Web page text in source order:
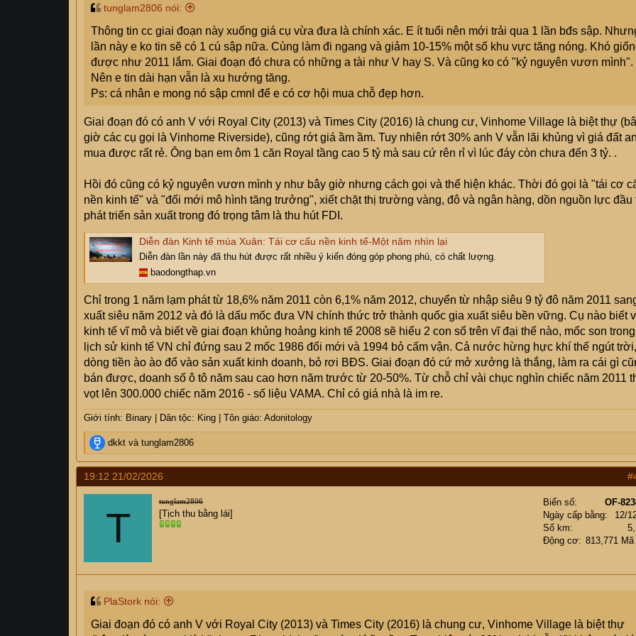
hàng tự trích lợi nhuận ra trả cho nợ xấu hoặc bị xoá sổ (mua với giá 0 đồng)? Còn thị trường thì vẫn vận
hành như xưa nay thôi: có xuống, có lên, lúc mạnh lúc yếu, chẳng có gì lạ.
tunglam2806 nói:
Thông tin cc giai đoạn này xuống giá cụ vừa đưa là chính xác. E ít tuổi nên mới trải qua 1 lần bđs sập.
lần này e ko tin sẽ có 1 cú sập nữa. Cùng làm đi ngang và giảm 10-15% một số khu vực tăng nóng. Khó
được như 2011 lắm. Giai đoạn đó chưa có những a tài như V hay S. Và cũng ko có "kỷ nguyên vươn mình".
Nên e tin dài hạn vẫn là xu hướng tăng.
Ps: cá nhân e mong nó sập cmnl để e có cơ hội mua chỗ đẹp hơn.
Giai đoạn đó có anh V với Royal City (2013) và Times City (2016) là chung cư, Vinhome Village là biệt thự
giờ các cụ gọi là Vinhome Riverside), cũng rớt giá ầm ầm. Tuy nhiên rớt 30% anh V vẫn lãi khủng vì giá đất
mua được rất rẻ. Ông bạn em ôm 1 căn Royal tầng cao 5 tỷ mà sau cứ rên rỉ vì lúc đáy còn chưa đến 3 tỷ. .
Hồi đó cũng có kỷ nguyên vươn mình y như bây giờ nhưng cách gọi và thể hiện khác. Thời đó gọi là "tái cơ
nền kinh tế" và "đổi mới mô hình tăng trưởng", xiết chặt thị trường vàng, đô và ngân hàng, dồn nguồn lực đầu
phát triển sản xuất trong đó trọng tâm là thu hút FDI.
Diễn đàn Kinh tế mùa Xuân: Tái cơ cấu nền kinh tế-Một năm nhìn lại
Diễn đàn lần này đã thu hút được rất nhiều ý kiến đóng góp phong phú, có chất lượng.
baodongthap.vn
Chỉ trong 1 năm lạm phát từ 18,6% năm 2011 còn 6,1% năm 2012, chuyển từ nhập siêu 9 tỷ đô năm 2011
xuất siêu năm 2012 và đó là dấu mốc đưa VN chính thức trở thành quốc gia xuất siêu bền vững. Cụ nào biết
kinh tế vĩ mô và biết về giai đoạn khủng hoảng kinh tế 2008 sẽ hiểu 2 con số trên vĩ đại thế nào, mốc son trong
lịch sử kinh tế VN chỉ đứng sau 2 mốc 1986 đổi mới và 1994 bỏ cấm vận. Cả nước hừng hực khí thế ngút trời,
dòng tiền ào ào đổ vào sản xuất kinh doanh, bỏ rơi BĐS. Giai đoạn đó cứ mở xưởng là thắng, làm ra cái gì
bán được, doanh số ô tô năm sau cao hơn năm trước từ 20-50%. Từ chỗ chỉ vài chục nghìn chiếc năm 2011
vọt lên 300.000 chiếc năm 2016 - số liệu VAMA. Chỉ có giá nhà là im re.
Giới tính: Binary | Dân tộc: King | Tôn giáo: Adonitology
R
e
a
c
t
o
dkkt và tunglam2806
19:12 21/02/2026
T
tunglam2806
[Tịch thu bằng lái]
Biển số
OF-
Ngày cấp bằng
12/
Số km
Động cơ
813,771
PlaStork nói:
Giai đoạn đó có anh V với Royal City (2013) và Times City (2016) là chung cư, Vinhome Village là biệt thự